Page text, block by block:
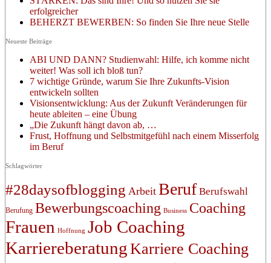
erfolgreicher
BEHERZT BEWERBEN: So finden Sie Ihre neue Stelle
Neueste Beiträge
ABI UND DANN? Studienwahl: Hilfe, ich komme nicht
weiter! Was soll ich bloß tun?
7 wichtige Gründe, warum Sie Ihre Zukunfts-Vision
entwickeln sollten
Visionsentwicklung: Aus der Zukunft Veränderungen für
heute ableiten – eine Übung
„Die Zukunft hängt davon ab, …
Frust, Hoffnung und Selbstmitgefühl nach einem Misserfolg
im Beruf
Schlagwörter
#28daysofblogging Arbeit Beruf Berufswahl
Berufung Bewerbungscoaching Business Coaching
Frauen Hoffnung Job Coaching
KarriereberatungKarriere Coaching